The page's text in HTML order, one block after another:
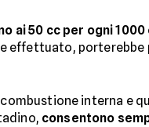
ai 50 cc per ogni
effettuato, porterebbe
interna e
consentono